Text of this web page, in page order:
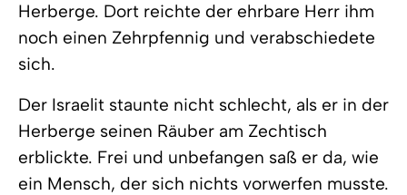
Herberge. Dort reichte der ehrbare Herr ihm
noch einen Zehrpfennig und verabschiedete
sich.
Der Israelit staunte nicht schlecht, als er in der
Herberge seinen Räuber am Zechtisch
erblickte. Frei und unbefangen saß er da, wie
ein Mensch, der sich nichts vorwerfen musste.